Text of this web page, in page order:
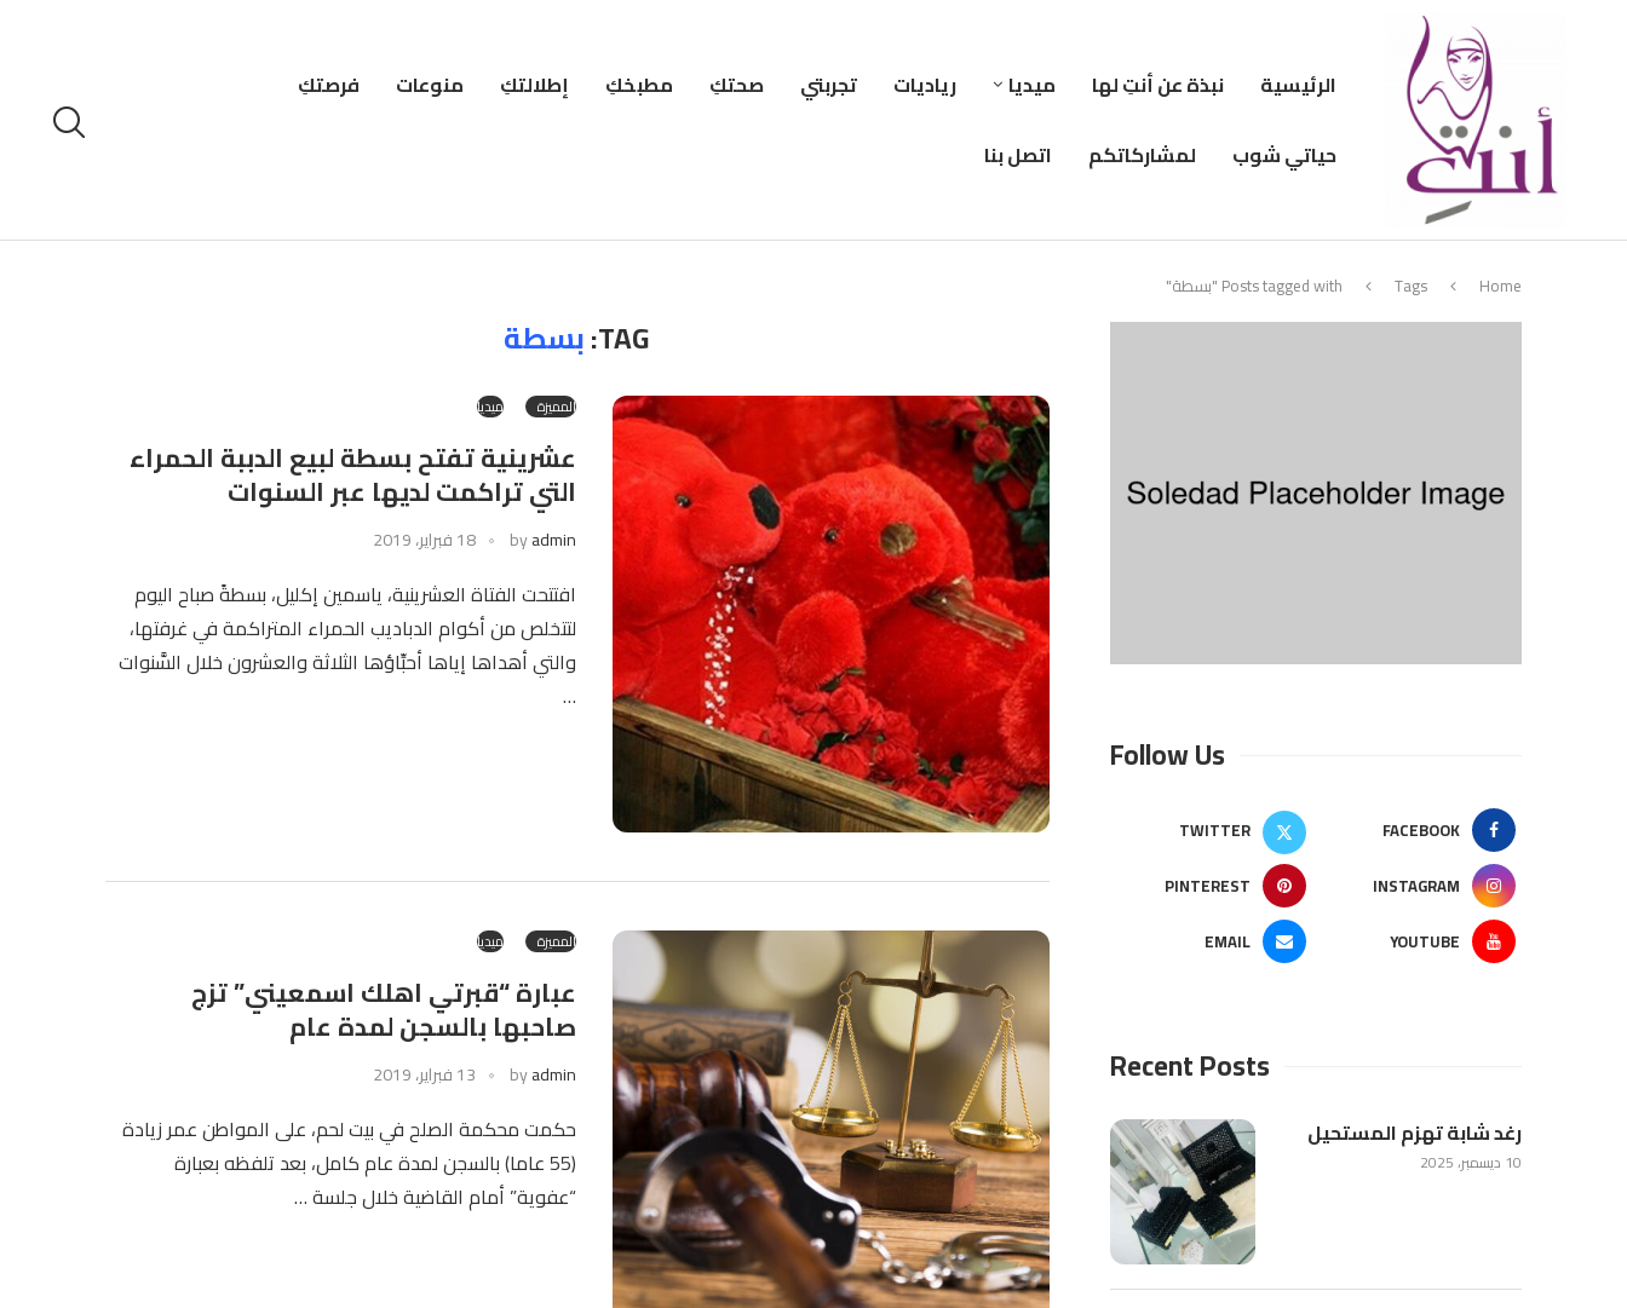
الرئيسية نبذة عن أنتِ لها ميديا رياديات تجربتي صحتكِ مطبخكِ إطلالتكِ منوعات
فرصتكِ
حياتي شوب
لمشاركاتكم اتصل بنا
Home
Tags Posts tagged with "بسطة"
TAG: بسطة
المميزة ميديا
عشرينية تفتح بسطة لبيع الدببة الحمراء
التي تراكمت لديها عبر السنوات
byadmin 18 فبراير، 2019
افتتحت الفتاة العشرينية، ياسمين إكليل، بسطةً صباح اليوم
لتتخلص من أكوام الدباديب الحمراء المتراكمة في غرفتها،
والتي أهداها إياها أحبِّاؤها الثلاثة والعشرون خلال السَّنوات
…
المميزة ميديا
عبارة “قبرتي اهلك اسمعيني” تزج
صاحبها بالسجن لمدة عام
byadmin 13 فبراير، 2019
حكمت محكمة الصلح في بيت لحم، على المواطن عمر زيادة
(55 عاما) بالسجن لمدة عام كامل، بعد تلفظه بعبارة
“عفوية” أمام القاضية خلال جلسة …
Follow Us
FACEBOOK
TWITTER
INSTAGRAM
PINTEREST
YOUTUBE
EMAIL
Recent Posts
رغد شابة تهزم المستحيل
10 ديسمبر، 2025